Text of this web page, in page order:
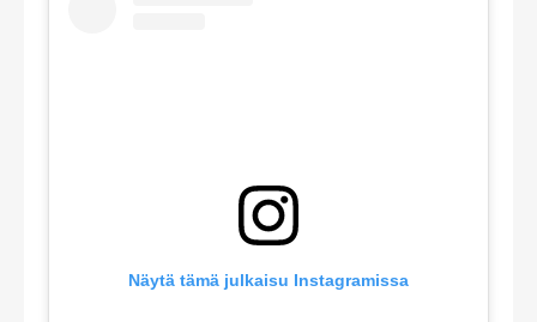
Näytä tämä julkaisu Instagramissa